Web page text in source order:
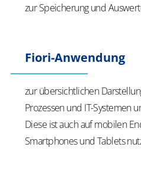
zur Speicherung und
Fiori-Anwendung
zur übersichtlichen
Prozessen und IT-Systemen
Diese ist auch auf mobilen
Smartphones und Tablets